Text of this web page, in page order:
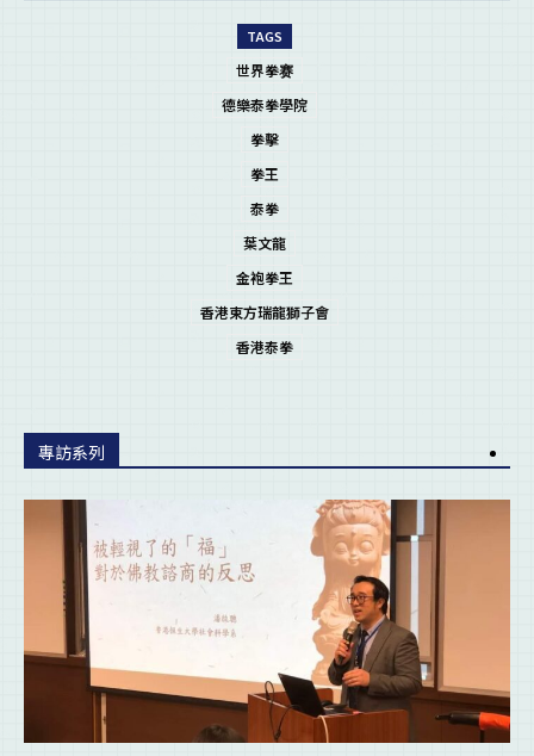
TAGS
世界拳赛
德樂泰拳學院
拳擊
拳王
泰拳
葉文龍
金袍拳王
香港東方瑞龍獅子會
香港泰拳
專訪系列